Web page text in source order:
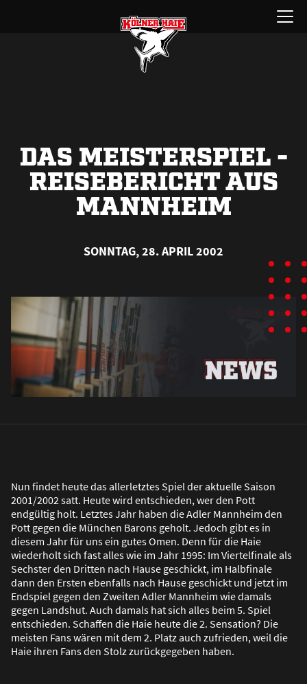
Menü
öffnen
DAS MEISTERSPIEL -
REISEBERICHT AUS
MANNHEIM
SONNTAG, 28. APRIL 2002
Nun findet heute das allerletztes Spiel der aktuelle Saison
2001/2002 satt. Heute wird entschieden, wer den Pott
endgültig holt. Letztes Jahr haben die Adler Mannheim den
Pott gegen die München Barons geholt. Jedoch gibt es in
diesem Jahr für uns ein gutes Omen. Denn für die Haie
wiederholt sich fast alles wie im Jahr 1995: Im Viertelfinale als
Sechster den Dritten nach Hause geschickt, im Halbfinale
dann den Ersten ebenfalls nach Hause geschickt und jetzt im
Endspiel gegen den Zweiten Adler Mannheim wie damals
gegen Landshut. Auch damals hat sich alles beim 5. Spiel
entschieden. Schaffen die Haie heute die 2. Sensation? Die
meisten Fans wären mit dem 2. Platz auch zufrieden, weil die
Haie ihren Fans den Stolz zurückgegeben haben.